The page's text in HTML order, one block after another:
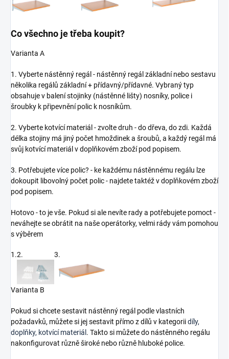
Co všechno je třeba koupit?
Varianta A
1. Vyberte nástěnný regál - nástěnný regál základní nebo sestavu
několika regálů základní + přídavný/přídavné. Vybraný typ
obsahuje v balení stojinky (nástěnné lišty) nosníky, police i
šroubky k připevnění polic k nosníkům.
2. Vyberte kotvící materiál - zvolte druh - do dřeva, do zdi. Každá
délka stojiny má jiný počet hmoždinek a šroubů, a každý regál má
svůj kotvící materiál v doplňkovém zboží pod popisem.
3. Potřebujete více polic? - ke každému nástěnnému regálu lze
dokoupit libovolný počet polic - najdete taktéž v doplňkovém zboží
pod popisem.
Hotovo - to je vše. Pokud si ale nevíte rady a potřebujete pomoct -
neváhejte se obrátit na naše operátorky, velmi rády vám pomohou
s výběrem
1.2. 3.
Varianta B
Pokud si chcete sestavit nástěnný regál podle vlastních
požadavků, můžete si jej sestavit přímo z dílů v kategoriidíly,
doplňky, kotvící materiál . Takto si můžete do nástěnného regálu
nakonfigurovat různě široké nebo různě hluboké police.